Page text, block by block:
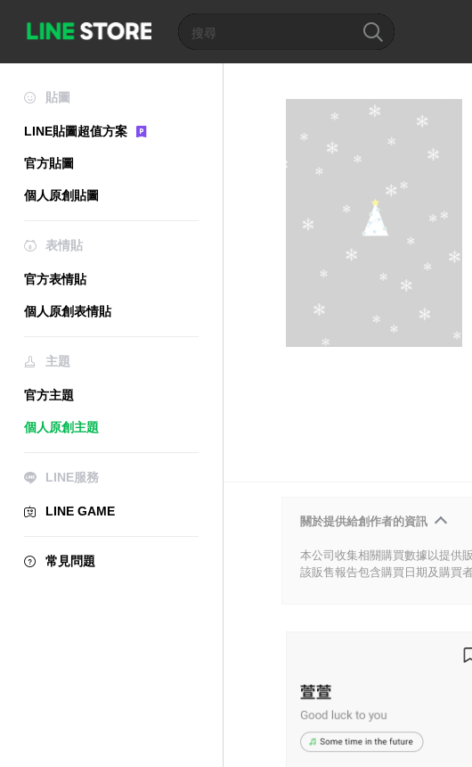
貼圖
LINE貼圖超值方案
官方貼圖
個人原創貼圖
表情貼
官方表情貼
個人原創表情貼
主題
官方主題
個人原創主題
LINE服務
LINE GAME
常見問題
關於提供給創作者的資訊
本公司收集相關購買數據以提供
該販售報告包含購買日期及購買